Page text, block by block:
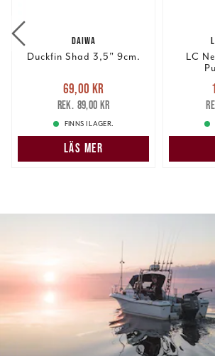
DAIWA
Duckfin Shad 3,5" 9cm.
Nuvarande pris
69,00 krTidigare pris
89,00 kr
69,00 kr
89,00 kr
FINNS I LAGER.
LÄS MER
LC